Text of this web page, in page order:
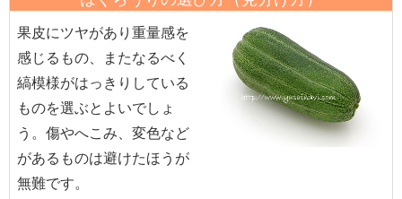
果皮にツヤがあり重量感を
感じるもの、またなるべく
縞模様がはっきりしている
ものを選ぶとよいでしょ
う。傷やへこみ、変色など
があるものは避けたほうが
無難です。